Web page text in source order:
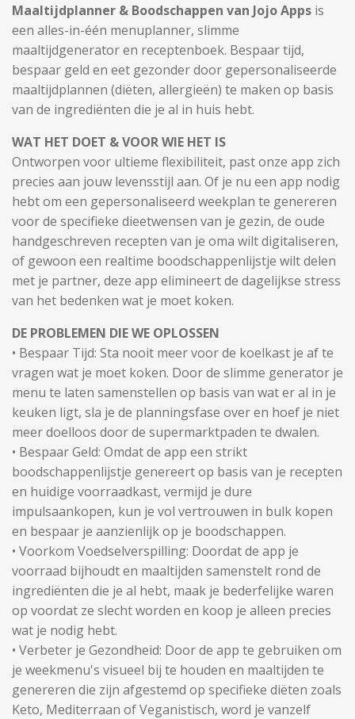
Maaltijdplanner & Boodschappen van Jojo Apps is
een alles-in-één menuplanner, slimme
maaltijdgenerator en receptenboek. Bespaar tijd,
bespaar geld en eet gezonder door gepersonaliseerde
maaltijdplannen (diëten, allergieën) te maken op basis
van de ingrediënten die je al in huis hebt.
WAT HET DOET & VOOR WIE HET IS
Ontworpen voor ultieme flexibiliteit, past onze app zich
precies aan jouw levensstijl aan. Of je nu een app nodig
hebt om een gepersonaliseerd weekplan te genereren
voor de specifieke dieetwensen van je gezin, de oude
handgeschreven recepten van je oma wilt digitaliseren,
of gewoon een realtime boodschappenlijstje wilt delen
met je partner, deze app elimineert de dagelijkse stress
van het bedenken wat je moet koken.
DE PROBLEMEN DIE WE OPLOSSEN
• Bespaar Tijd: Sta nooit meer voor de koelkast je af te
vragen wat je moet koken. Door de slimme generator je
menu te laten samenstellen op basis van wat er al in je
keuken ligt, sla je de planningsfase over en hoef je niet
meer doelloos door de supermarktpaden te dwalen.
• Bespaar Geld: Omdat de app een strikt
boodschappenlijstje genereert op basis van je recepten
en huidige voorraadkast, vermijd je dure
impulsaankopen, kun je vol vertrouwen in bulk kopen
en bespaar je aanzienlijk op je boodschappen.
• Voorkom Voedselverspilling: Doordat de app je
voorraad bijhoudt en maaltijden samenstelt rond de
ingrediënten die je al hebt, maak je bederfelijke waren
op voordat ze slecht worden en koop je alleen precies
wat je nodig hebt.
• Verbeter je Gezondheid: Door de app te gebruiken om
je weekmenu's visueel bij te houden en maaltijden te
genereren die zijn afgestemd op specifieke diëten zoals
Keto, Mediterraan of Veganistisch, word je vanzelf